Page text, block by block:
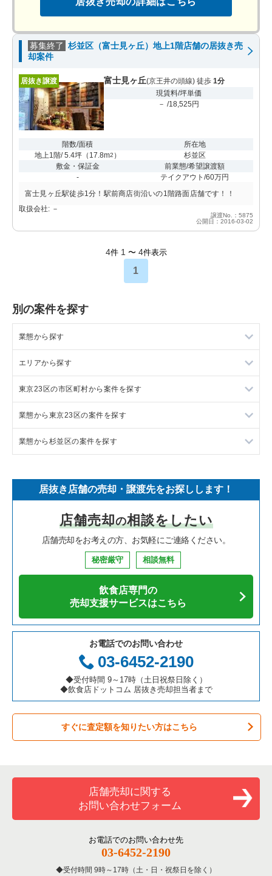
募集終了 杉並区（富士見ヶ丘）地上1階店舗の居抜き売
却案件
居抜き譲渡 富士見ヶ丘(京王井の頭線) 徒歩 1分
現賃料/坪単価
－ /18,525円
階数/面積
地上1階/ 5.4坪（ 17.8m2 ）
所在地
杉並区
敷金・保証金
-
前業態/希望譲渡額
テイクアウト/60万円
富士見ヶ丘駅徒歩1分！駅前商店街沿いの1階路面店舗です！！
取扱会社: －
譲渡No.：5875
公開日：2016-03-02
4件 1 〜 4件表示
1
別の案件を探す
業態から探す
ラーメンの居抜き売却物件の案件一覧
フランス料理の居抜き売却物件の案件一覧
イタリア料理の居抜き売却物件の案件一覧
中華の居抜き売却物件の案件一覧
寿司の居抜き売却物件の案件一覧
焼肉の居抜き売却物件の案件一覧
鉄板焼き・お好み焼の居抜き売却物件の案件一覧
カフェの居抜き売却物件の案件一覧
テイクアウトの居抜き売却物件の案件一覧
お弁当・惣菜・デリの居抜き売却物件の案件一覧
カラオケ・パブ・スナックの居抜き売却物件の案件一覧
バーの居抜き売却物件の案件一覧
居酒屋・ダイニングバーの居抜き売却物件の案件一覧
洋食の居抜き売却物件の案件一覧
その他の居抜き売却物件の案件一覧
エリアから探す
東京23区の飲食店の居抜き売却物件の案件一覧
東京都下の飲食店の居抜き売却物件の案件一覧
千葉県の飲食店の居抜き売却物件の案件一覧
神奈川県の飲食店の居抜き売却物件の案件一覧
大阪府の飲食店の居抜き売却物件の案件一覧
兵庫県の飲食店の居抜き売却物件の案件一覧
愛知県の飲食店の居抜き売却物件の案件一覧
岐阜県の飲食店の居抜き売却物件の案件一覧
三重県の飲食店の居抜き売却物件の案件一覧
東京23区の市区町村から案件を探す
目黒区の飲食店の居抜き売却物件の案件一覧
渋谷区の飲食店の居抜き売却物件の案件一覧
新宿区の飲食店の居抜き売却物件の案件一覧
葛飾区の飲食店の居抜き売却物件の案件一覧
中央区の飲食店の居抜き売却物件の案件一覧
千代田区の飲食店の居抜き売却物件の案件一覧
港区の飲食店の居抜き売却物件の案件一覧
足立区の飲食店の居抜き売却物件の案件一覧
板橋区の飲食店の居抜き売却物件の案件一覧
台東区の飲食店の居抜き売却物件の案件一覧
練馬区の飲食店の居抜き売却物件の案件一覧
北区の飲食店の居抜き売却物件の案件一覧
江戸川区の飲食店の居抜き売却物件の案件一覧
業態から東京23区の案件を探す
東京23区のラーメンの居抜き売却物件の案件一覧
東京23区のイタリア料理の居抜き売却物件の案件一覧
東京23区の中華の居抜き売却物件の案件一覧
東京23区のそば・うどんの居抜き売却物件の案件一覧
東京23区の焼肉の居抜き売却物件の案件一覧
東京23区の鉄板焼き・お好み焼の居抜き売却物件の案件一覧
東京23区のアジア料理の居抜き売却物件の案件一覧
東京23区のカフェの居抜き売却物件の案件一覧
東京23区のテイクアウトの居抜き売却物件の案件一覧
東京23区のお弁当・惣菜・デリの居抜き売却物件の案件一覧
東京23区のバーの居抜き売却物件の案件一覧
東京23区の居酒屋・ダイニングバーの居抜き売却物件の案件一
東京23区の専門料理の居抜き売却物件の案件一覧
業態から杉並区の案件を探す
杉並区のイタリア料理の居抜き売却物件の案件一覧
杉並区の中華の居抜き売却物件の案件一覧
杉並区のそば・うどんの居抜き売却物件の案件一覧
杉並区の鉄板焼き・お好み焼の居抜き売却物件の案件一覧
杉並区のアジア料理の居抜き売却物件の案件一覧
杉並区のカフェの居抜き売却物件の案件一覧
杉並区のテイクアウトの居抜き売却物件の案件一覧
杉並区のお弁当・惣菜・デリの居抜き売却物件の案件一覧
杉並区のカラオケ・パブ・スナックの居抜き売却物件の案件一
覧
杉並区の居酒屋・ダイニングバーの居抜き売却物件の案件一覧
杉並区の専門料理の居抜き売却物件の案件一覧
杉並区の和食の居抜き売却物件の案件一覧
杉並区の洋食の居抜き売却物件の案件一覧
居抜き店舗の売却・譲渡先をお探しします！
店舗売却の相談をしたい
店舗売却をお考えの方、お気軽にご連絡ください。
秘密厳守 相談無料
飲食店専門の
売却支援サービスはこちら
お電話でのお問い合わせ
03-6452-2190
◆受付時間 9～17時（土日祝祭日除く）
◆飲食店ドットコム 居抜き売却担当者まで
すぐに査定額を知りたい方はこちら
店舗売却に関する
お問い合わせフォーム
お電話でのお問い合わせ先
03-6452-2190
受付時間 9時～17時（土・日・祝祭日を除く）